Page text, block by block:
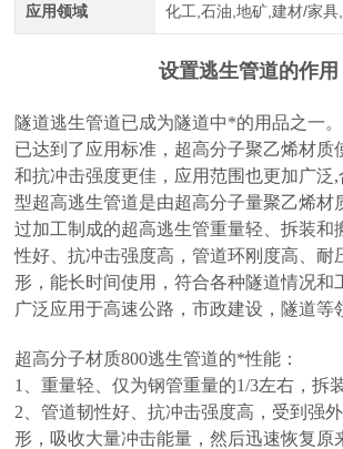
应用领域 化工,石油,地矿,建材/家
设置逃生管道的作用
隧道逃生管道已成为隧道中*的用品之一
已达到了应用标准，超高分子聚乙烯材质
和抗冲击强度更佳，应用范围也更加广泛,
型超高逃生管道是由超高分子量聚乙烯材
过加工制成的超高逃生管重量轻、拆装和
性好、抗冲击强度高，管道环刚度高、耐
形，能长时间使用，符合各种隧道情况和
广泛应用于高速公路，市政建设，隧道等
超高分子材质800逃生管道的*性能：
1、重量轻、仅为钢管重量的1/3左右，拆
2、管道韧性好、抗冲击强度高，受到强
形，吸收大量冲击能量，然后迅速恢复原